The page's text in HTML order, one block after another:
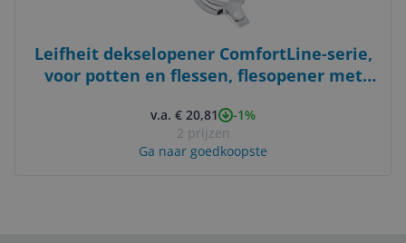
Leifheit dekselopener ComfortLine-serie,
voor potten en flessen, flesopener met
kunststof, inclusief eenvoudig te
gebruiken kroonkurkopener, potopener,
wit
v.a. € 20,81
-1%
2 prijzen
Ga naar goedkoopste